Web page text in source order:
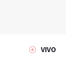
VIVO